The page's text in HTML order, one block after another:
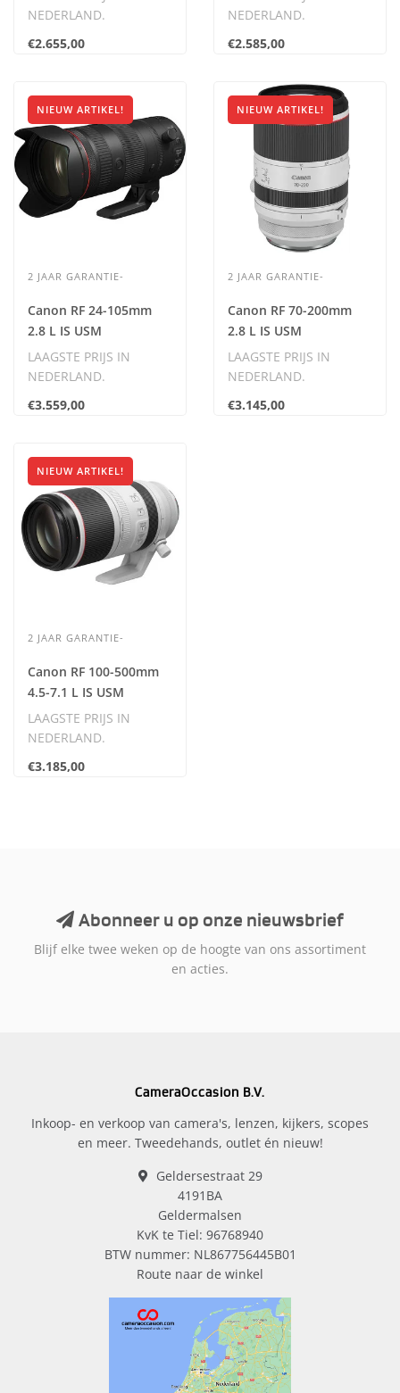
NEDERLAND.
€2.655,00
NEDERLAND.
€2.585,00
NIEUW ARTIKEL!
2 JAAR GARANTIE-
Canon RF 24-105mm
2.8 L IS USM
**NIEUW**
LAAGSTE PRIJS IN
NEDERLAND.
€3.559,00
NIEUW ARTIKEL!
2 JAAR GARANTIE-
Canon RF 70-200mm
2.8 L IS USM
**NIEUW**
LAAGSTE PRIJS IN
NEDERLAND.
€3.145,00
NIEUW ARTIKEL!
2 JAAR GARANTIE-
Canon RF 100-500mm
4.5-7.1 L IS USM
**NIEUW**
LAAGSTE PRIJS IN
NEDERLAND.
€3.185,00
Abonneer u op onze nieuwsbrief
Blijf elke twee weken op de hoogte van ons assortiment
en acties.
CameraOccasion B.V.
Inkoop- en verkoop van camera's, lenzen, kijkers, scopes
en meer. Tweedehands, outlet én nieuw!
Geldersestraat 29
4191BA
Geldermalsen
KvK te Tiel: 96768940
BTW nummer: NL867756445B01
Route naar de winkel